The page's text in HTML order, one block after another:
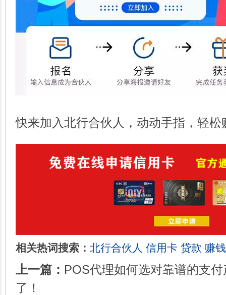
快来加入北行合伙人，动动手指，轻松
相关热词搜索： 北行合伙人 信用卡 贷款 赚钱
上一篇： POS代理如何选对靠谱的支
了！